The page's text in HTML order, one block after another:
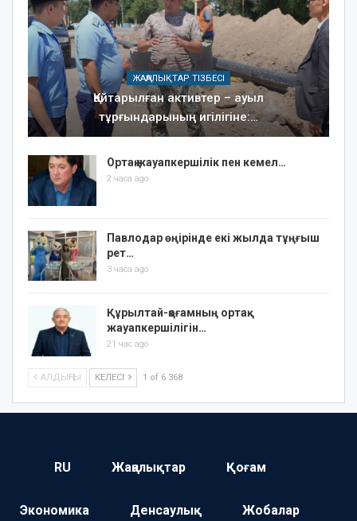
ЖАҢАЛЫҚТАР ТІЗБЕСІ
Қайтарылған активтер – ауыл
тұрғындарының игілігіне:…
Ортақ жауапкершілік пен кемел…
2 часа ago
Павлодар өңірінде екі жылда тұңғыш
рет…
3 часа ago
Құрылтай-қоғамның ортақ
жауапкершілігін…
21 час ago
АЛДЫҢҒЫ КЕЛЕСІ 1 of 6 368
RU Жаңалықтар Қоғам
Экономика Денсаулық Жобалар